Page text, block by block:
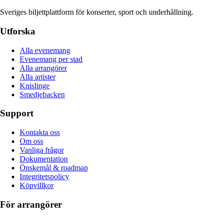
Sveriges biljettplattform för konserter, sport och underhållning.
Utforska
Alla evenemang
Evenemang per stad
Alla arrangörer
Alla artister
Knislinge
Smedjebacken
Support
Kontakta oss
Om oss
Vanliga frågor
Dokumentation
Önskemål & roadmap
Integritetspolicy
Köpvillkor
För arrangörer